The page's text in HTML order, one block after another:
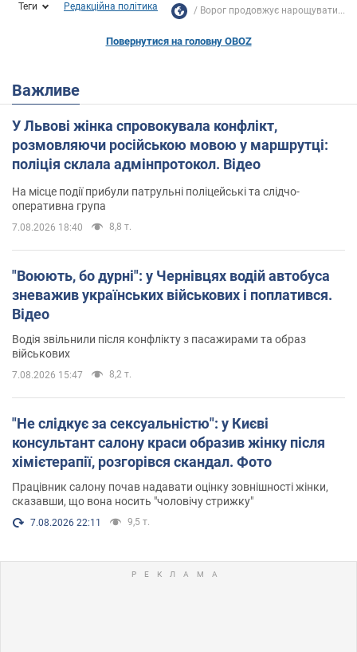
Теги Редакційна політика Ворог продовжує нарощувати...
Повернутися на головну OBOZ
Важливе
У Львові жінка спровокувала конфлікт,
розмовляючи російською мовою у маршрутці:
поліція склала адмінпротокол. Відео
На місце події прибули патрульні поліцейські та слідчо-
оперативна група
7.08.2026 18:40 8,8 т.
"Воюють, бо дурні": у Чернівцях водій автобуса
зневажив українських військових і поплатився.
Відео
Водія звільнили після конфлікту з пасажирами та образ
військових
7.08.2026 15:47 8,2 т.
"Не слідкує за сексуальністю": у Києві
консультант салону краси образив жінку після
хімієтерапії, розгорівся скандал. Фото
Працівник салону почав надавати оцінку зовнішності жінки,
сказавши, що вона носить "чоловічу стрижку"
7.08.2026 22:11 9,5 т.